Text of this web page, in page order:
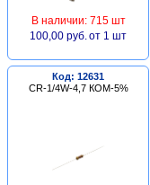
В наличии: 715 шт
100,00 руб. от 1 шт
Код: 12631
CR-1/4W-4,7 КОМ-5%